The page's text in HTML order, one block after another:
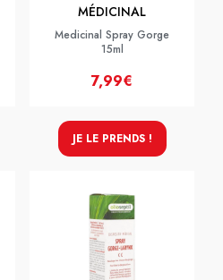
MÉDICINAL
Medicinal Spray Gorge
15ml
7,99€
JE LE PRENDS !